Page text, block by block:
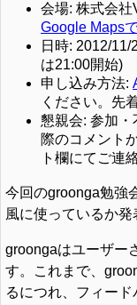
会場: 株式会社
Google Maps
日時: 2012/
は21:00開始)
申し込み方法:
ください。先
懇親会: 参加
際のコメント
ト欄にてご連
今回のgroonga勉強
風に使っているか発
groongaはユーザー
す。これまで、
るにつれ、フィー